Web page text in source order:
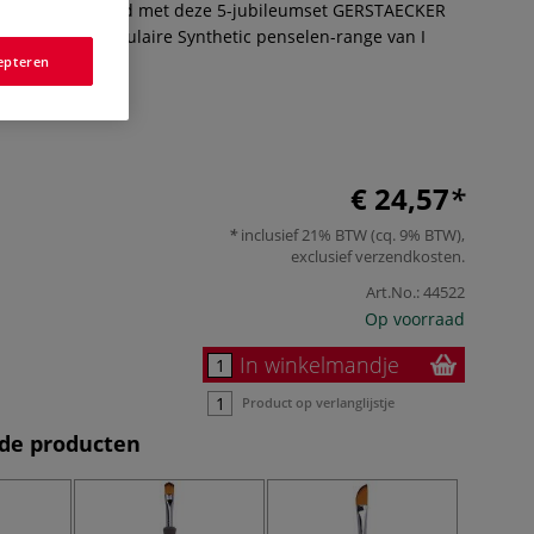
Bijvoorbeeld met deze 5-jubileumset GERSTAECKER
uit de populaire Synthetic penselen-range van I
€ 24,57
inclusief 21% BTW (cq. 9% BTW),
exclusiefverzendkosten.
Art.No.:44522
Op voorraad
In winkelmandje
Product op verlanglijstje
producten